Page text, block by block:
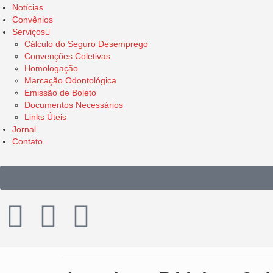
Notícias
Convênios
Serviços
Cálculo do Seguro Desemprego
Convenções Coletivas
Homologação
Marcação Odontológica
Emissão de Boleto
Documentos Necessários
Links Úteis
Jornal
Contato